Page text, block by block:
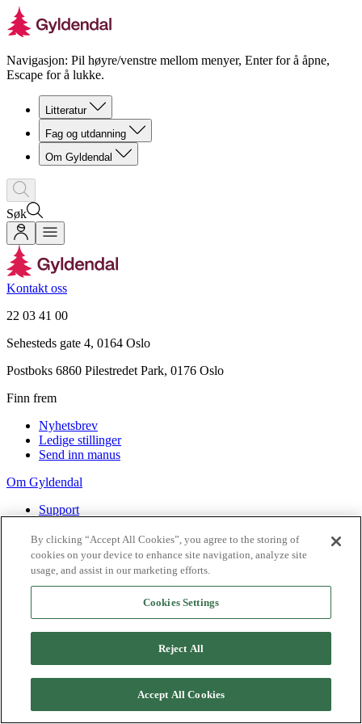
Navigasjon: Pil høyre/venstre mellom menyer, Enter for å åpne,
Escape for å lukke.
Litteratur
Fag og utdanning
Om Gyldendal
Søk
Kontakt oss
22 03 41 00
Sehesteds gate 4, 0164 Oslo
Postboks 6860 Pilestredet Park, 0176 Oslo
Finn frem
Nyhetsbrev
Ledige stillinger
Send inn manus
Om Gyldendal
Support
Agency
2026Gyldendal
Personvernerklæringer
Informasjonskapsler
By clicking “Accept All Cookies”, you agree to the storing of
cookies on your device to enhance site navigation, analyze site
usage, and assist in our marketing efforts.
Cookies Settings
Reject All
Accept All Cookies